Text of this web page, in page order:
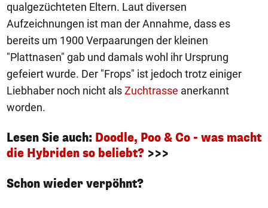
qualgezüchteten Eltern. Laut diversen
Aufzeichnungen ist man der Annahme, dass es
bereits um 1900 Verpaarungen der kleinen
"Plattnasen" gab und damals wohl ihr Ursprung
gefeiert wurde. Der "Frops" ist jedoch trotz einiger
Liebhaber noch nicht alsZuchtrasse anerkannt
worden.
Lesen Sie auch: Doodle, Poo & Co - was macht
die Hybriden so beliebt? >>>
Schon wieder verpöhnt?